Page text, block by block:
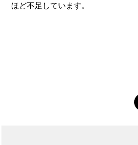
ほど不足しています。